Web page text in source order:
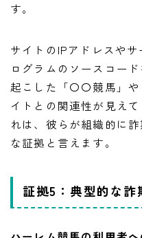
す。
サイトのIPアドレスや
ログラムのソースコー
起こした「〇〇競馬」
イトとの関連性が見え
れは、彼らが組織的に
な証拠と言えます。
証拠5：典型的な詐